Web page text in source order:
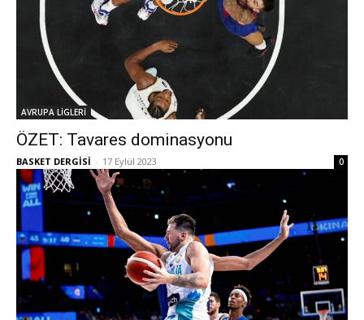
AVRUPA LİGLERİ
ÖZET: Tavares dominasyonu
BASKET DERGİSİ - 17 Eylül 2023 0